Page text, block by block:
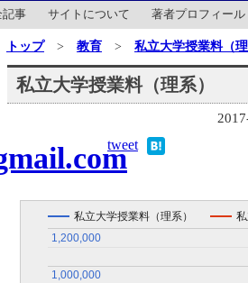
記事 サイトについて 著者プロフィール
トップ> 教育 > 私立大学授業料（
私立大学授業料（理系）
tweet
私立大学授業料（理系）
1,000,000
1,000,000
1,200,000
1,200,000